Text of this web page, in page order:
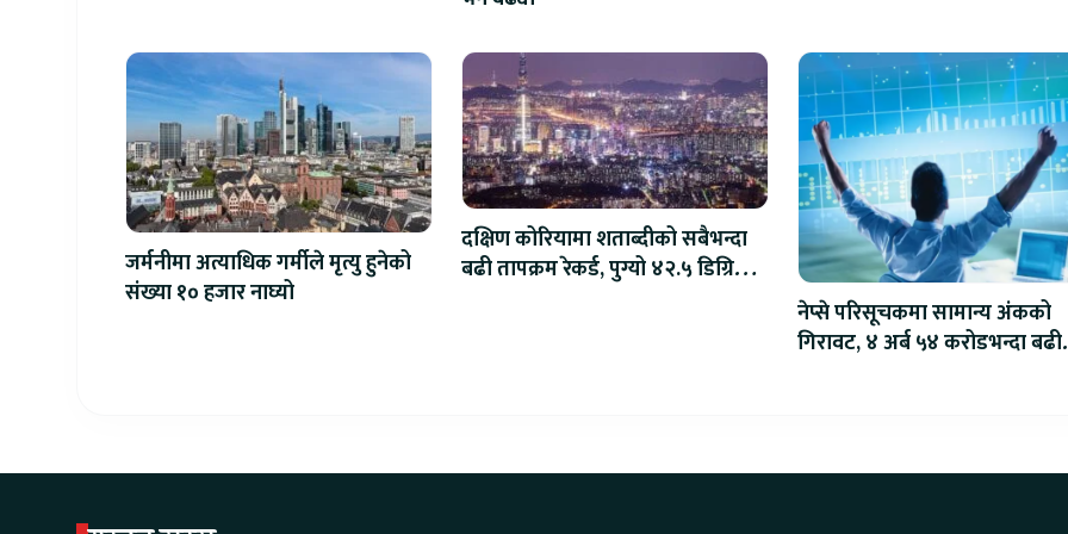
जर्मनीमा अत्याधिक गर्मीले मृत्यु हुनेको
संख्या १० हजार नाघ्यो
दक्षिण कोरियामा शताब्दीको सबैभन्दा
बढी तापक्रम रेकर्ड, पुग्यो ४२.५ डिग्रि
नेप्से परिसूचकमा सामान्य अंकको
गिरावट, ४ अर्ब ५४ करोडभन्दा